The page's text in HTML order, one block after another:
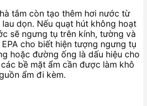
tắm còn tạo thêm hơi nước từ
lau dọn. Nếu quạt hút không hoạt
sẽ ngưng tụ trên kính, tường và
cho biết hiện tượng ngưng tụ
hoặc đường ống là dấu hiệu cho
bề mặt ẩm cần được làm khô
ẩm đi kèm.